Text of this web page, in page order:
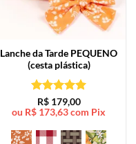
Lanche da Tarde PEQUENO
(cesta plástica)
Avaliação5
de 5
R$179,00
ou R$ 173,63com Pix